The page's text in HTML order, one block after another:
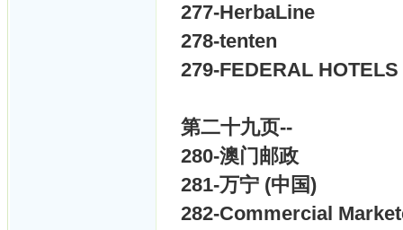
277-HerbaLine
278-tenten
279-FEDERAL
第二十九页--
280-澳门邮政
281-万宁 (中国)
282-Commercial